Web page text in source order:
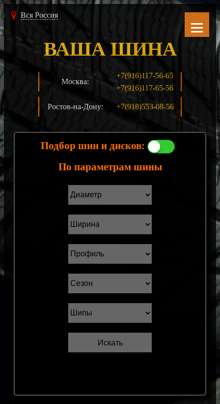
Вся Россия
Москва:
+7(916)117-56-65
+7(916)117-65-56
Ростов-на-Дону: +7(918)553-08-56
ВАША ШИНА
Подбор шин и дисков:
По параметрам шины